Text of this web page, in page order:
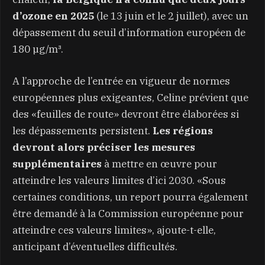
d’ozone en 2025 (le 13 juin et le 2 juillet), avec un
dépassement du seuil d’information européen de
180 µg/m³.
A l’approche de l’entrée en vigueur de normes
européennes plus exigeantes, Celine prévient que
des «feuilles de route» devront être élaborées si
les dépassements persistent. Les régions
devront alors préciser les mesures
supplémentaires à mettre en œuvre pour
atteindre les valeurs limites d’ici 2030. «Sous
certaines conditions, un report pourra également
être demandé à la Commission européenne pour
atteindre ces valeurs limites», ajoute-t-elle,
anticipant d’éventuelles difficultés.